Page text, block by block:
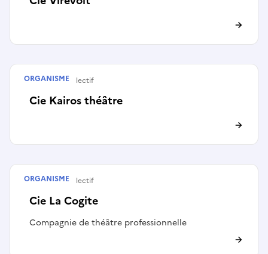
Cie Kairos théâtre
Artiste ou collectif
ORGANISME
Cie La Cogite
Compagnie de théâtre professionnelle
Artiste ou collectif
ORGANISME